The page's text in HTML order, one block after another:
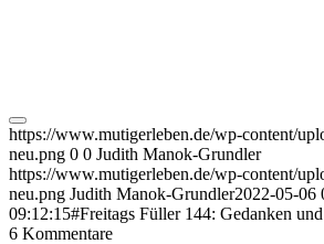
https://www.mutigerleben.de/wp-content/
neu.png 0 0 Judith Manok-Grundler
https://www.mutigerleben.de/wp-content/
neu.png Judith Manok-Grundler2022-05-06
09:12:15#Freitags Füller 144: Gedanken
6 Kommentare